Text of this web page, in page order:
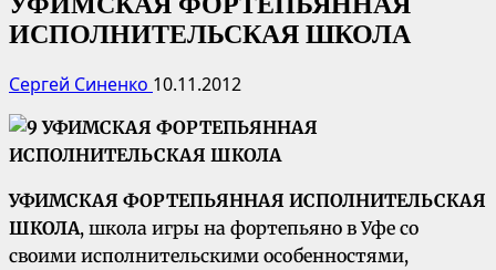
ИСПОЛНИТЕЛЬСКАЯ ШКОЛА
Сергей Синенко 10.11.2012
УФИМСКАЯ ФОРТЕПЬЯННАЯ ИСПОЛНИТЕЛЬСКАЯ
ШКОЛА, школа игры на фортепьяно в Уфе со
своими исполнительскими особенностями,